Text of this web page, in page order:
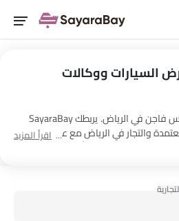
السيارات ووكالات
حدد موقع صالات عرض 1 فلكس فاجن في الرياض‎. يربطك SayaraBay
بصالات عرض فلكس فاجن المعتمدة والتجار في الرياض‎ مع عنوانهم
من المعلومات حول أسعار السيارات
اقرأ المزيد